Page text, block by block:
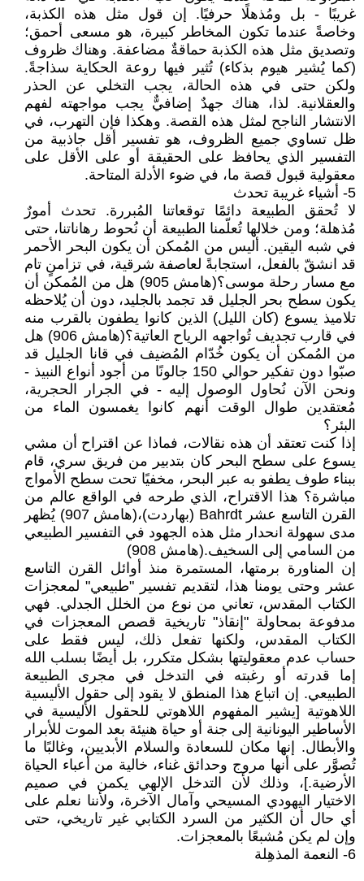
غريبًا - بل ومُذهلًا حرفيًا. إن قول مثل هذه الكذبة،
وخاصةً عندما تكون المخاطر كبيرة، هو مسعى أحمق؛
وتصديق مثل هذه الكذبة حماقةٌ مضاعفة. وهناك ظروف
(كما يُشير هيوم بذكاء) تُثير فيها روعة الحكاية سذاجةً.
ولكن حتى في هذه الحالة، يجب التخلي عن الحذر
والعقلانية. لذا، هناك جهدٌ إضافيٌّ يجب مواجهته لفهم
الانتشار الناجح لمثل هذه القصة. وهكذا فإن التهرب، في
ظل تساوي جميع الظروف، هو تفسير أقل جاذبية من
التفسير الذي يحافظ على الحقيقة أو على الأقل على
معقولية قبول قصة ما، في ضوء الأدلة المتاحة.
5- أشياء غريبة تحدث
لا تُحقق الطبيعة دائمًا توقعاتنا المُبررة. تحدث أمورٌ
مُذهلة؛ ومن خلالها تُعلّمنا الطبيعة أن نُحوط رهاناتنا، حتى
في شبه اليقين. أليس من المُمكن أن يكون البحر الأحمر
قد انشقّ بالفعل، استجابةً لعاصفة شرقية، في تزامنٍ تام
مع مسار رحلة موسى؟(هامش 905) هل من المُمكن أن
يكون سطح بحر الجليل قد تجمد بالجليد، دون أن يُلاحظه
تلاميذ يسوع (كان الليل) الذين كانوا يطفون بالقرب منه
في قارب تجديف تُواجهه الرياح العاتية؟(هامش 906) هل
من المُمكن أن يكون خُدّام المُضيف في قانا الجليل قد
صبّوا دون تفكير حوالي 150 جالونًا من أجود أنواع النبيذ -
ونحن الآن نُحاول الوصول إليه - في الجرار الحجرية،
مُعتقدين طوال الوقت أنهم كانوا يغمسون الماء من
البئر؟
إذا كنت تعتقد أن هذه نقالات، فماذا عن اقتراح أن مشي
يسوع على سطح البحر كان بتدبير من فريق سري، قام
ببناء طوف يطفو به عبر البحر، مخفيًا تحت سطح الأمواج
مباشرة؟ هذا الاقتراح، الذي طرحه في الواقع عالم من
القرن التاسع عشر Bahrdt (بهاردت)،(هامش 907) يُظهر
مدى سهولة انحدار مثل هذه الجهود في التفسير الطبيعي
من السامي إلى السخيف.(هامش 908)
إن المناورة برمتها، المستمرة منذ أوائل القرن التاسع
عشر وحتى يومنا هذا، لتقديم تفسير "طبيعي" لمعجزات
الكتاب المقدس، تعاني من نوع من الخلل الجدلي. فهي
مدفوعة بمحاولة "إنقاذ" تاريخية قصص المعجزات في
الكتاب المقدس، ولكنها تفعل ذلك، ليس فقط على
حساب عدم معقوليتها بشكل متكرر، بل أيضًا بسلب الله
إما قدرته أو رغبته في التدخل في مجرى الطبيعة
الطبيعي. إن اتباع هذا المنطق لا يقود إلى حقول الأليسية
اللاهوتية [يشير المفهوم اللاهوتي للحقول الأليسية في
الأساطير اليونانية إلى جنة أو حياة هنيئة بعد الموت للأبرار
والأبطال. إنها مكان للسعادة والسلام الأبديين، وغالبًا ما
تُصوَّر على أنها مروج وحدائق غناء، خالية من أعباء الحياة
الأرضية.]، وذلك لأن التدخل الإلهي يكمن في صميم
الاختيار اليهودي المسيحي وآمال الآخرة، ولأننا نعلم على
أي حال أن الكثير من السرد الكتابي غير تاريخي، حتى
وإن لم يكن مُشبعًا بالمعجزات.
6- النعمة المذهِلة